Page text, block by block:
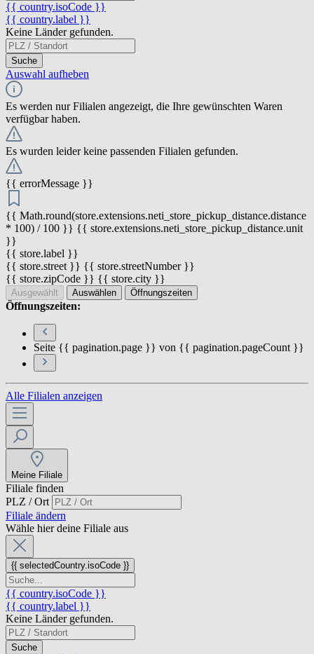
{{ country.isoCode }}
{{ country.label }}
Keine Länder gefunden.
Suche
Auswahl aufheben
Es werden nur Filialen angezeigt, die Ihre gewünschten Waren
verfügbar haben.
Es wurden leider keine passenden Filialen gefunden.
{{ errorMessage }}
{{ Math.round(store.extensions.neti_store_pickup_distance.distance
* 100) / 100 }} {{ store.extensions.neti_store_pickup_distance.unit
}}
{{ store.label }}
{{ store.street }} {{ store.streetNumber }}
{{ store.zipCode }} {{ store.city }}
Ausgewählt Auswählen Öffnungszeiten
Öffnungszeiten:
Seite {{ pagination.page }} von {{ pagination.pageCount }}
Alle Filialen anzeigen
Meine Filiale
Filiale finden
PLZ / Ort
Filiale ändern
Wähle hier deine Filiale aus
{{ selectedCountry.isoCode }}
{{ country.isoCode }}
{{ country.label }}
Keine Länder gefunden.
Suche